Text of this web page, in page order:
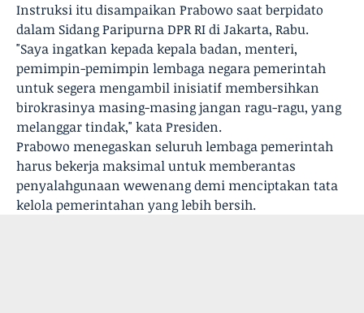
Instruksi itu disampaikan Prabowo saat berpidato
dalam Sidang Paripurna DPR RI di Jakarta, Rabu.
"Saya ingatkan kepada kepala badan, menteri,
pemimpin-pemimpin lembaga negara pemerintah
untuk segera mengambil inisiatif membersihkan
birokrasinya masing-masing jangan ragu-ragu, yang
melanggar tindak," kata Presiden.
Prabowo menegaskan seluruh lembaga pemerintah
harus bekerja maksimal untuk memberantas
penyalahgunaan wewenang demi menciptakan tata
kelola pemerintahan yang lebih bersih.